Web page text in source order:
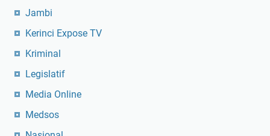
Jambi
Kerinci Expose TV
Kriminal
Legislatif
Media Online
Medsos